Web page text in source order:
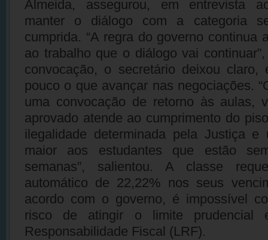
Almeida, assegurou, em entrevista
manter o diálogo com a categoria
cumprida. “A regra do governo continua
ao trabalho que o diálogo vai
convocação, o secretário deixou claro,
pouco o que avançar nas negociações.
uma convocação de retorno às aulas,
aprovado atende ao cumprimento do
ilegalidade determinada pela Justiça e
maior aos estudantes que estão
semanas”, salientou. A classe
automático de 22,22% nos seus
acordo com o governo, é impossível
risco de atingir o limite
Responsabilidade Fiscal (LRF).